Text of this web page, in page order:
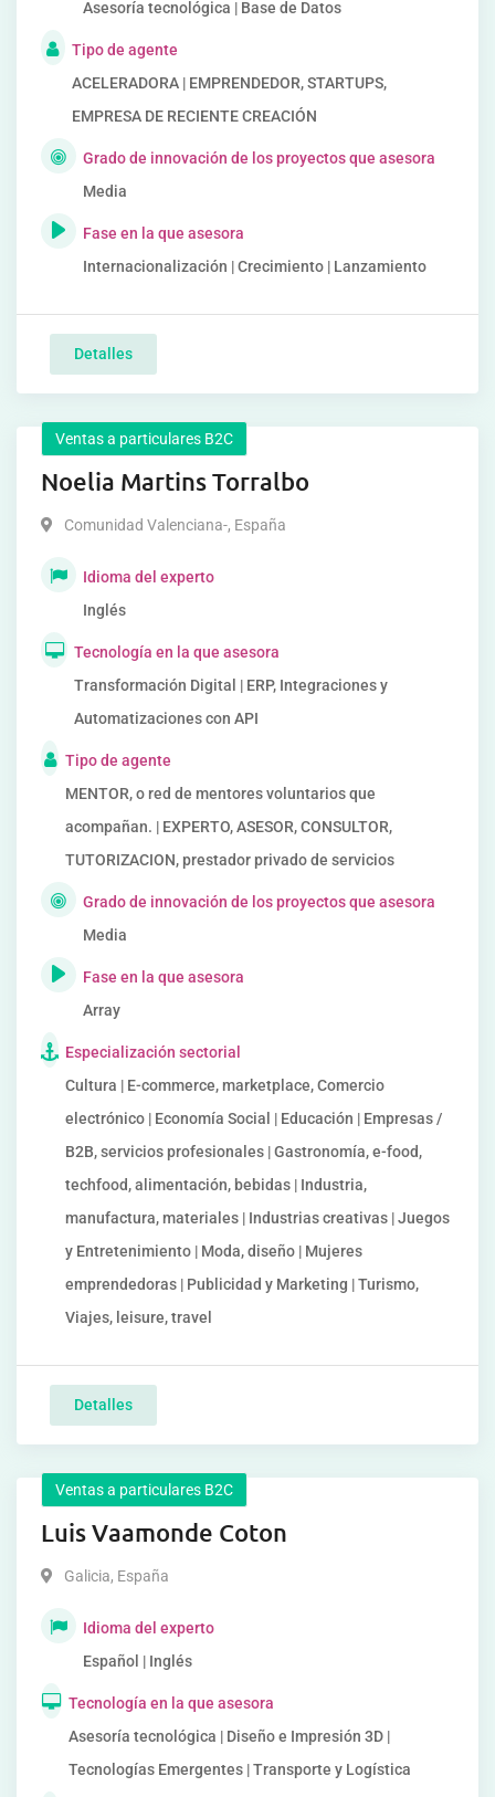
Asesoría tecnológica | Base de Datos
Tipo de agente
ACELERADORA | EMPRENDEDOR, STARTUPS,
EMPRESA DE RECIENTE CREACIÓN
Grado de innovación de los proyectos que asesora
Media
Fase en la que asesora
Internacionalización | Crecimiento | Lanzamiento
Detalles
Ventas a particulares B2C
Noelia Martins Torralbo
Comunidad Valenciana-, España
Idioma del experto
Inglés
Tecnología en la que asesora
Transformación Digital | ERP, Integraciones y
Automatizaciones con API
Tipo de agente
MENTOR, o red de mentores voluntarios que
acompañan. | EXPERTO, ASESOR, CONSULTOR,
TUTORIZACION, prestador privado de servicios
Grado de innovación de los proyectos que asesora
Media
Fase en la que asesora
Array
Especialización sectorial
Cultura | E-commerce, marketplace, Comercio
electrónico | Economía Social | Educación | Empresas /
B2B, servicios profesionales | Gastronomía, e-food,
techfood, alimentación, bebidas | Industria,
manufactura, materiales | Industrias creativas | Juegos
y Entretenimiento | Moda, diseño | Mujeres
emprendedoras | Publicidad y Marketing | Turismo,
Viajes, leisure, travel
Detalles
Ventas a particulares B2C
Luis Vaamonde Coton
Galicia, España
Idioma del experto
Español | Inglés
Tecnología en la que asesora
Asesoría tecnológica | Diseño e Impresión 3D |
Tecnologías Emergentes | Transporte y Logística